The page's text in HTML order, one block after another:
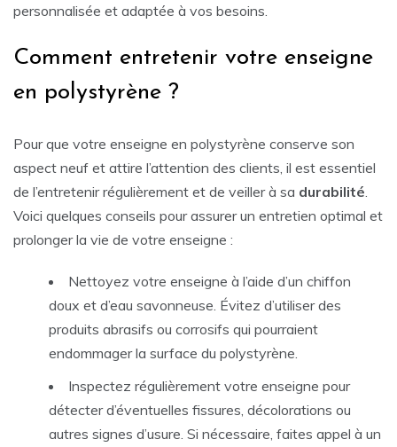
personnalisée et adaptée à vos besoins.
Comment entretenir votre enseigne
en polystyrène ?
Pour que votre enseigne en polystyrène conserve son
aspect neuf et attire l’attention des clients, il est essentiel
de l’entretenir régulièrement et de veiller à sa durabilité
Voici quelques conseils pour assurer un entretien optimal et
prolonger la vie de votre enseigne :
Nettoyez votre enseigne à l’aide d’un chiffon
doux et d’eau savonneuse. Évitez d’utiliser des
produits abrasifs ou corrosifs qui pourraient
endommager la surface du polystyrène.
Inspectez régulièrement votre enseigne pour
détecter d’éventuelles fissures, décolorations ou
autres signes d’usure. Si nécessaire, faites appel à un